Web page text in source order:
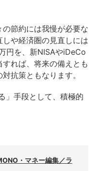
節約には我慢が必要な
や経済圏の見直しには
円を、新NISAやiDeCo
すれば、将来の備えとも
抗策ともなります。
」手段として、積極的
・マネー編集／ラ